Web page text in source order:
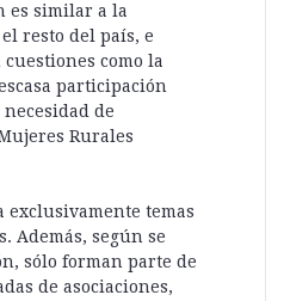
es similar a la
resto del país, e
como la
participación
de
Rurales
exclusivamente temas
Además, según se
sólo forman parte de
de asociaciones,